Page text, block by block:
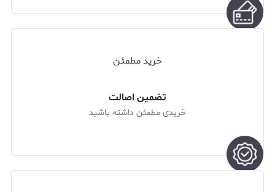
خرید مطمئن
تضمین اصالت
خریدی مطمئن داشته باشید